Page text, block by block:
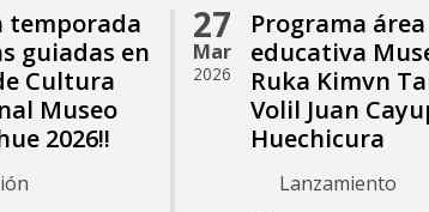
temporada
guiadas en
Cultura
Museo
2026!!
27
Mar
2026
Programa área
educativa
Ruka Kimvn
Volil Juan
Huechicura
Lanzamiento